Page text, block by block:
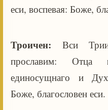
еси, воспевая: Боже,
Троичен: Вси
прославим: Отца
единосущнаго и
Боже, благословен еси.